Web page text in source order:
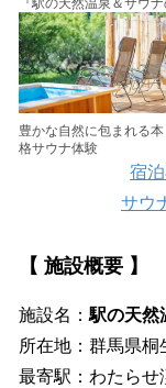
『駅の天然温泉＆サウ
豊かな自然に包まれる本
格サウナ体験
宿
サウ
【 施設概要 】
施設名：駅の天然
所在地：群馬県桐
最寄駅：わたらせ